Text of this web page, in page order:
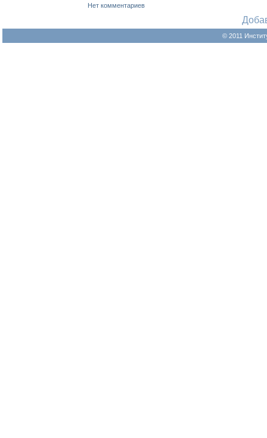
Нет комментариев
© 2011